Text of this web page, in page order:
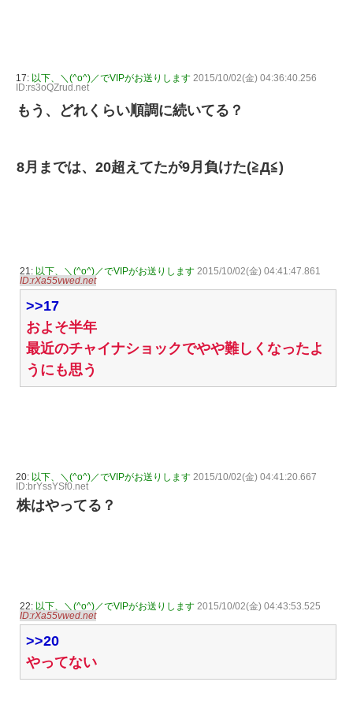
17: 以下、＼(^o^)／でVIPがお送りします 2015/10/02(金) 04:36:40.256
ID:rs3oQZrud.net
もう、どれくらい順調に続いてる？
8月までは、20超えてたが9月負けた(≧Д≦)
21: 以下、＼(^o^)／でVIPがお送りします 2015/10/02(金) 04:41:47.861
ID:rXa55vwed.net
>>17
およそ半年
最近のチャイナショックでやや難しくなったよ
うにも思う
20: 以下、＼(^o^)／でVIPがお送りします 2015/10/02(金) 04:41:20.667
ID:brYssYSf0.net
株はやってる？
22: 以下、＼(^o^)／でVIPがお送りします 2015/10/02(金) 04:43:53.525
ID:rXa55vwed.net
>>20
やってない